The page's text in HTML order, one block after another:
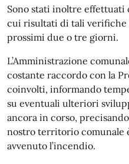
Sono stati inoltre effettuati
cui risultati di tali verifiche
prossimi due o tre giorni.
L’Amministrazione
costante raccordo con la
coinvolti, informando
su eventuali ulteriori
ancora in corso,
nostro territorio comunale
avvenuto l’incendio.